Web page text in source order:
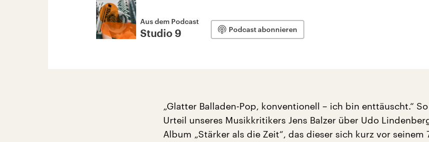
Aus dem Podcast
Studio 9 Podcast abonnieren
„Glatter Balladen-Pop, konventionell – ich bin enttäuscht.“
Urteil unseres Musikkritikers Jens Balzer über Udo
Album „Stärker als die Zeit“, das dieser sich kurz vor seinem